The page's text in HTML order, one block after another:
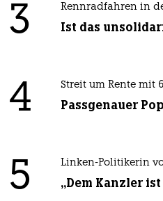
3 Rennradfahren in
Ist das
4 Streit um Rente mit
Passgenauer
5 Linken-Politikerin
„Dem Kanzler